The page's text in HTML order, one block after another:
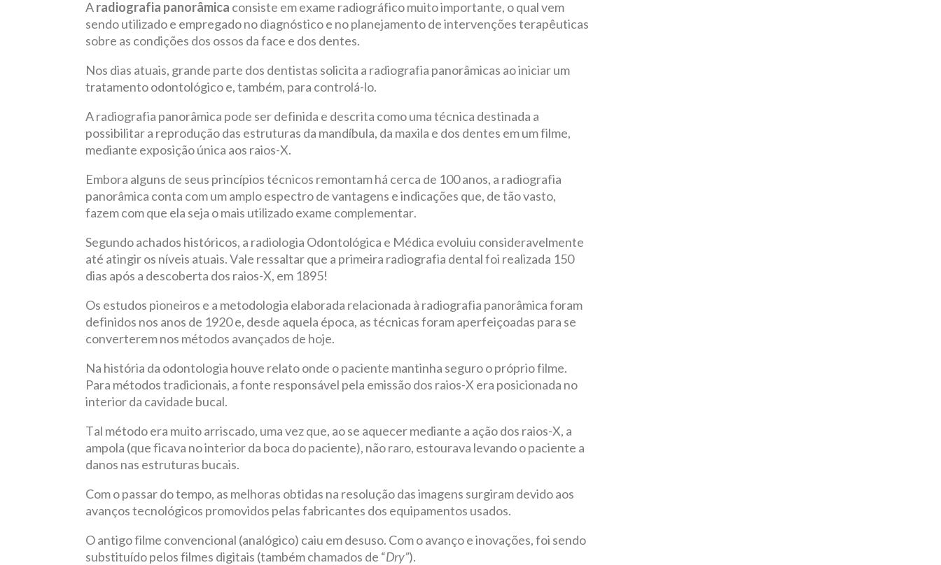
Aradiografia panorâmica consiste em exame radiográfico muito importante, o qual vem
sendo utilizado e empregado no diagnóstico e no planejamento de intervenções terapêuticas
sobre as condições dos ossos da face e dos dentes.
Nos dias atuais, grande parte dos dentistas solicita a radiografia panorâmicas ao iniciar um
tratamento odontológico e, também, para controlá-lo.
A radiografia panorâmica pode ser definida e descrita como uma técnica destinada a
possibilitar a reprodução das estruturas da mandíbula, da maxila e dos dentes em um filme,
mediante exposição única aos raios-X.
Embora alguns de seus princípios técnicos remontam há cerca de 100 anos, a radiografia
panorâmica conta com um amplo espectro de vantagens e indicações que, de tão vasto,
fazem com que ela seja o mais utilizado exame complementar.
Segundo achados históricos, a radiologia Odontológica e Médica evoluiu consideravelmente
até atingir os níveis atuais. Vale ressaltar que a primeira radiografia dental foi realizada 150
dias após a descoberta dos raios-X, em 1895!
Os estudos pioneiros e a metodologia elaborada relacionada à radiografia panorâmica foram
definidos nos anos de 1920 e, desde aquela época, as técnicas foram aperfeiçoadas para se
converterem nos métodos avançados de hoje.
Na história da odontologia houve relato onde o paciente mantinha seguro o próprio filme.
Para métodos tradicionais, a fonte responsável pela emissão dos raios-X era posicionada no
interior da cavidade bucal.
Tal método era muito arriscado, uma vez que, ao se aquecer mediante a ação dos raios-X, a
ampola (que ficava no interior da boca do paciente), não raro, estourava levando o paciente a
danos nas estruturas bucais.
Com o passar do tempo, as melhoras obtidas na resolução das imagens surgiram devido aos
avanços tecnológicos promovidos pelas fabricantes dos equipamentos usados.
O antigo filme convencional (analógico) caiu em desuso. Com o avanço e inovações, foi sendo
substituído pelos filmes digitais (também chamados de “Dry”).